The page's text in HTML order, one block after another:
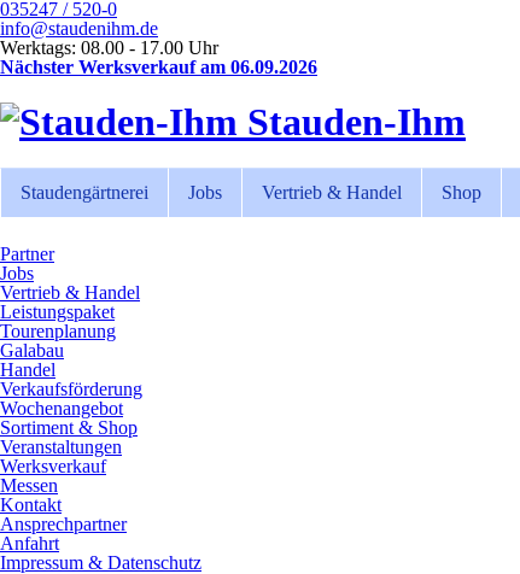
035247 / 520-0
info@staudenihm.de
Werktags: 08.00 - 17.00 Uhr
Nächster Werksverkauf am 06.09.2026
Stauden-Ihm
Staudengärtnerei Jobs Vertrieb & Handel Shop
Partner
Jobs
Vertrieb & Handel
Leistungspaket
Tourenplanung
Galabau
Handel
Verkaufsförderung
Wochenangebot
Sortiment & Shop
Veranstaltungen
Werksverkauf
Messen
Kontakt
Ansprechpartner
Anfahrt
Impressum & Datenschutz